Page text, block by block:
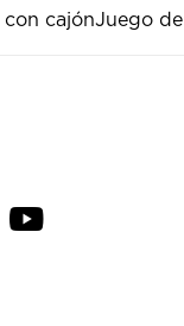
cajónJuego de
y